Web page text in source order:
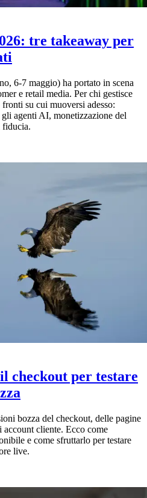
tre takeaway per
6-7 maggio) ha portato in scena
e retail media. Per chi gestisce
su cui muoversi adesso:
agenti AI, monetizzazione del
fiducia.
checkout per testare
bozza del checkout, delle pagine
cliente. Ecco come
e come sfruttarlo per testare
live.